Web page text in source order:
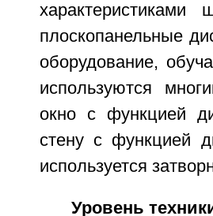
плоскопанельные
оборудование,
используются
окно с функцией
стену с функцией
используется
Уровень